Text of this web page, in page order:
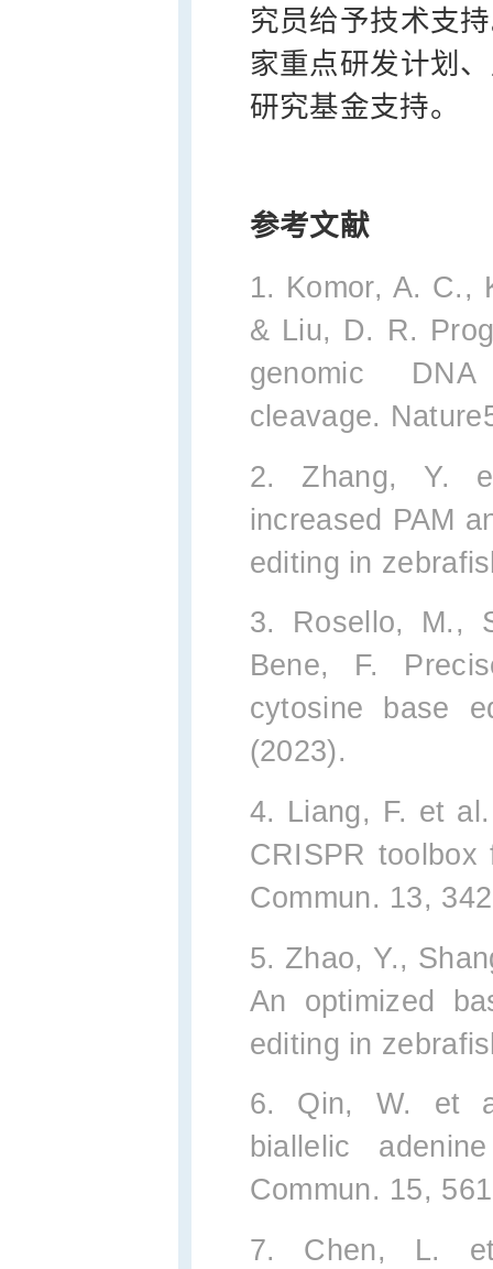
究员给予技术支
家重点研发计划
研究基金支持。
参考文献
1. Komor, A. C.,
& Liu, D. R.
genomic
cleavage.
2. Zhang, Y.
increased PAM
editing in
3. Rosello, M.,
Bene, F.
cytosine base
(2023).
4. Liang, F. et
CRISPR
Commun. 13,
5. Zhao, Y.,
An optimized
editing in
6. Qin, W. et
biallelic
Commun. 15,
7. Chen, L. et